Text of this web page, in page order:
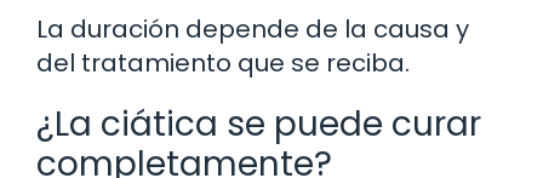
La duración depende de la causa y
del tratamiento que se reciba.
¿La ciática se puede curar
completamente?